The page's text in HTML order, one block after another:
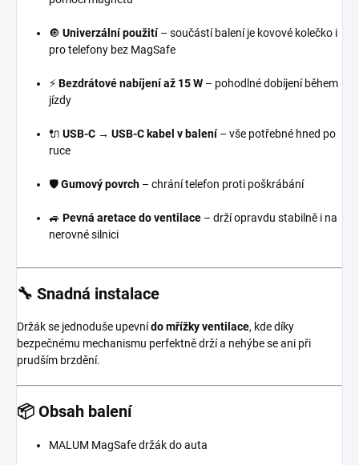
🔘 Univerzální použití– součástí balení je kovové kolečko i
pro telefony bez MagSafe
⚡Bezdrátové nabíjení až 15 W – pohodlné dobíjení během
jízdy
🔌 USB-C → USB-C kabel v balení– vše potřebné hned po
ruce
🛡️Gumový povrch – chrání telefon proti poškrábání
🚙 Pevná aretace do ventilace – drží opravdu stabilně i na
nerovné silnici
🔧 Snadná instalace
Držák se jednoduše upevnído mřížky ventilace, kde díky
bezpečnému mechanismu perfektně drží a nehýbe se ani při
prudším brzdění.
📦 Obsah balení
MALUM MagSafe držák do auta